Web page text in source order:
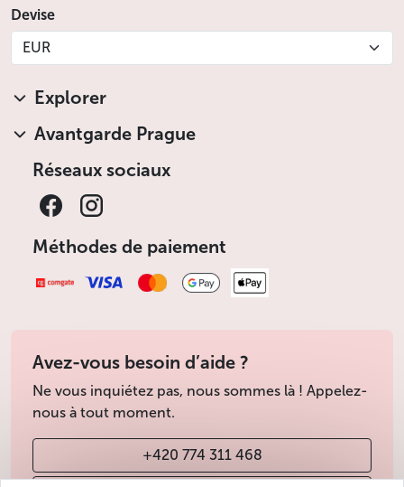
Devise
EUR
Explorer
Avantgarde Prague
Réseaux sociaux
Méthodes de paiement
Avez-vous besoin d’aide ?
Ne vous inquiétez pas, nous sommes là ! Appelez-
nous à tout moment.
+420 774 311 468